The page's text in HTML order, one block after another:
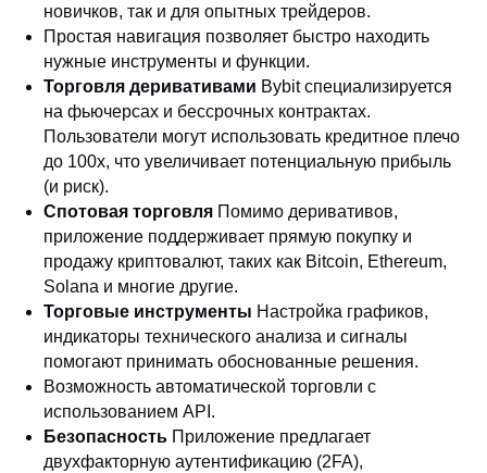
новичков, так и для опытных трейдеров.
Простая навигация позволяет быстро находить
нужные инструменты и функции.
Торговля деривативами Bybit специализируется
на фьючерсах и бессрочных контрактах.
Пользователи могут использовать кредитное плечо
до 100x, что увеличивает потенциальную прибыль
(и риск).
Спотовая торговля Помимо деривативов,
приложение поддерживает прямую покупку и
продажу криптовалют, таких как Bitcoin, Ethereum,
Solana и многие другие.
Торговые инструменты Настройка графиков,
индикаторы технического анализа и сигналы
помогают принимать обоснованные решения.
Возможность автоматической торговли с
использованием API.
Безопасность Приложение предлагает
двухфакторную аутентификацию (2FA),